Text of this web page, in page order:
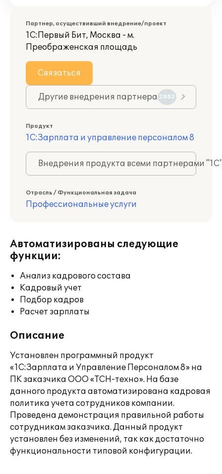
Партнер, осуществивший внедрение/проект
1С:Первый Бит, Москва - м.
Преображенская площадь
Связаться
Другие внедрения партнера 2882
Продукт
1С:Зарплата и управление персоналом 8
Внедрения продукта всеми партнерами
Отрасль / Функциональная задача
Профессиональные услуги
Автоматизированы следующие
функции:
Анализ кадрового состава
Кадровый учет
Подбор кадров
Расчет зарплаты
Описание
Установлен программный продукт
«1С:Зарплата и Управление Персоналом 8» на
ПК заказчика ООО «ТСН-техно». На базе
данного продукта автоматизирована кадровая
политика учета сотрудников компании.
Проведена демонстрация правильной работы
сотрудникам заказчика. Данный продукт
установлен без изменений, так как достаточно
функциональности типовой конфигурации.